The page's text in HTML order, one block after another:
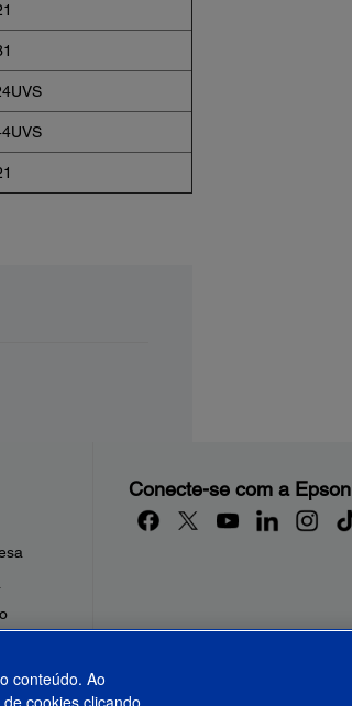
Conecte-se com a Epson
conteúdo. Ao
cookies clicando